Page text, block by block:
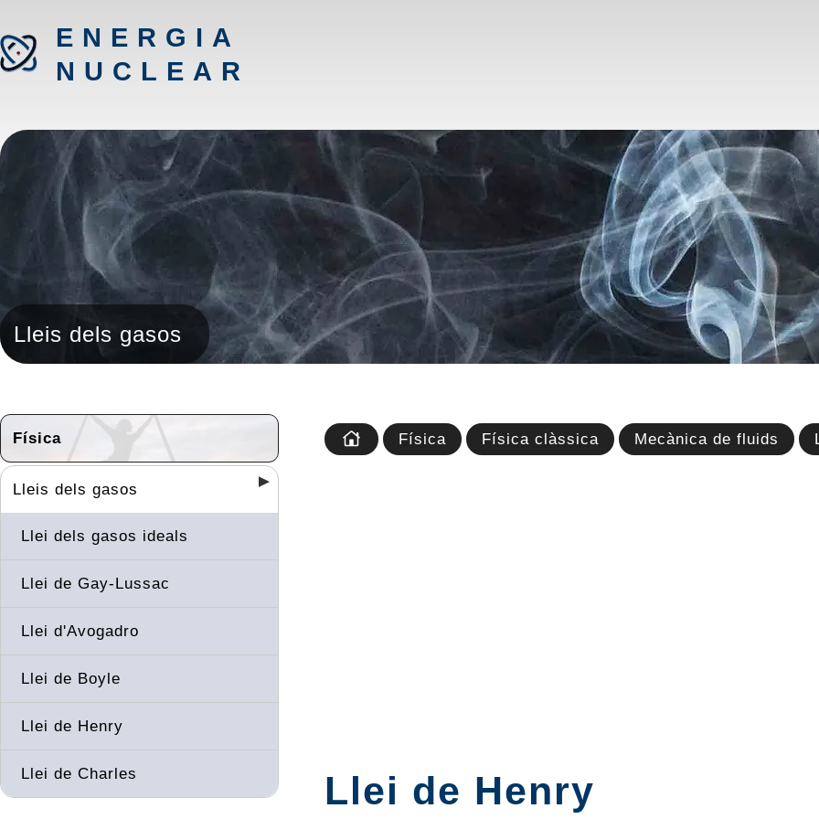
ENERGIA
NUCLEAR
Lleis dels gasos
Física
Lleis dels gasos
Llei dels gasos ideals
Llei de Gay-Lussac
Llei d'Avogadro
Llei de Boyle
Llei de Henry
Llei de Charles
Física Física clàssica Mecànica de fluids
Llei de Henry